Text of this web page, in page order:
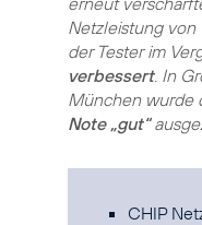
Netzleistung von
der Tester im
verbessert. In
München wurde
Note „gut“
CHIP